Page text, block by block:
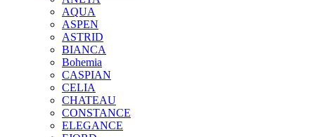
AQUA
ASPEN
ASTRID
BIANCA
Bohemia
CASPIAN
CELIA
CHATEAU
CONSTANCE
ELEGANCE